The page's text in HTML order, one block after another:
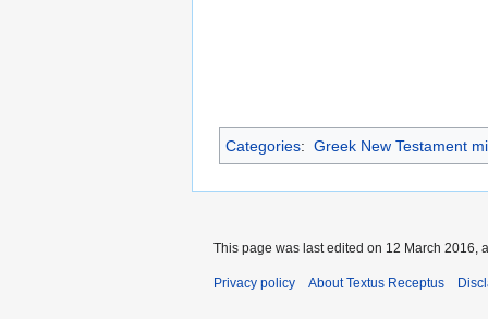
Categories: Greek New Testament
This page was last edited on 12 March 2016,
Privacy policy About Textus Receptus